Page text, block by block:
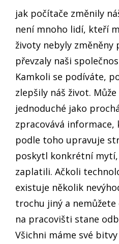
jak počítače změnily
není mnoho lidí, kteří
životy nebyly změněny
převzaly naši
Kamkoli se podíváte,
zlepšily náš život.
jednoduché jako
zpracovává
podle toho upravuje
poskytl konkrétní
zaplatili. Ačkoli
existuje několik
trochu jiný a nemůžete
na pracovišti stane
Všichni máme své